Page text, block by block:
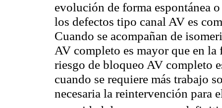
evolución de forma espontánea
los defectos tipo canal AV es
Cuando se acompañan de
AV completo es mayor que en
riesgo de bloqueo AV completo
cuando se requiere más trabajo
necesaria la reintervención para